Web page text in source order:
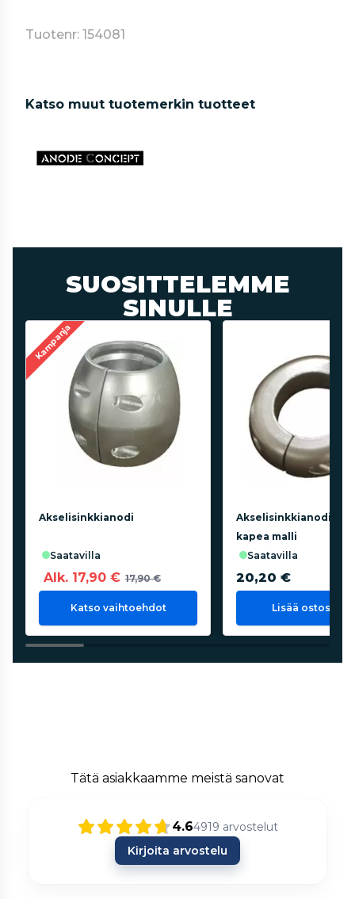
Tuotenr: 154081
Katso muut tuotemerkin tuotteet
SUOSITTELEMME
SINULLE
Kampanja
Akselisinkkianodi
saatavilla
Alk. 17,90 € 17,90 €
Katso vaihtoehdot
Akselisinkkianodi
kapea malli
saatavilla
20,20 €
Lisää
Tätä asiakkaamme meistä sanovat
4.64919 arvostelut
Kirjoita arvostelu